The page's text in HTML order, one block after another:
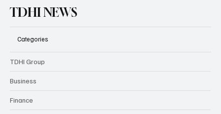
TDHI NEWS
Categories
TDHI Group
Business
Finance